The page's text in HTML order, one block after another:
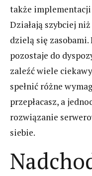
także
Działają szybciej
dzielą się zasobami.
pozostaje do
zaleźć wiele
spełnić różne
przepłacasz, a
rozwiązanie
siebie.